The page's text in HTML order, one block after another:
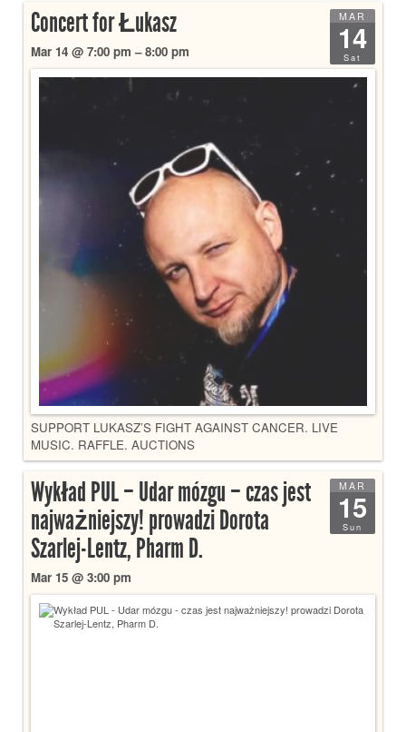
MAR
14
Sat
Concert for Łukasz
Mar 14 @ 7:00 pm – 8:00 pm
SUPPORT LUKASZ’S FIGHT AGAINST CANCER. LIVE
MUSIC. RAFFLE. AUCTIONS
MAR
15
Sun
Wykład PUL – Udar mózgu – czas jest
najważniejszy! prowadzi Dorota
Szarlej-Lentz, Pharm D.
Mar 15 @ 3:00 pm